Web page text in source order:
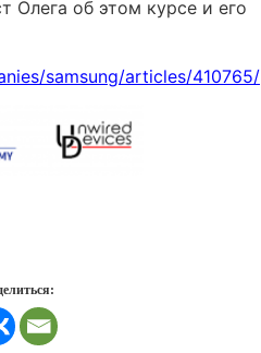
Олега об этом курсе и его
samsung/articles/410765/